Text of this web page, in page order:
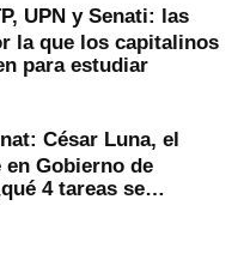
UPN y Senati: las
la que los capitalinos
para estudiar
César Luna, el
Gobierno de
4 tareas se